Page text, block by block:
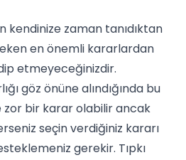
kendinize zaman tanıdıktan
en önemli kararlardan
etmeyeceğinizdir.
göz önüne alındığında bu
bir karar olabilir ancak
seçin verdiğiniz kararı
gerekir. Tıpkı